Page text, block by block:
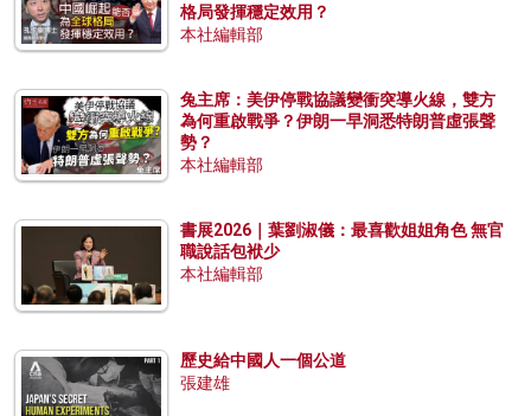
格局發揮穩定效用？
本社編輯部
兔主席：美伊停戰協議變衝突導火線，雙方
為何重啟戰爭？伊朗一早洞悉特朗普虛張聲
勢？
本社編輯部
書展2026｜葉劉淑儀：最喜歡姐姐角色 無官
職說話包袱少
本社編輯部
歷史給中國人一個公道
張建雄